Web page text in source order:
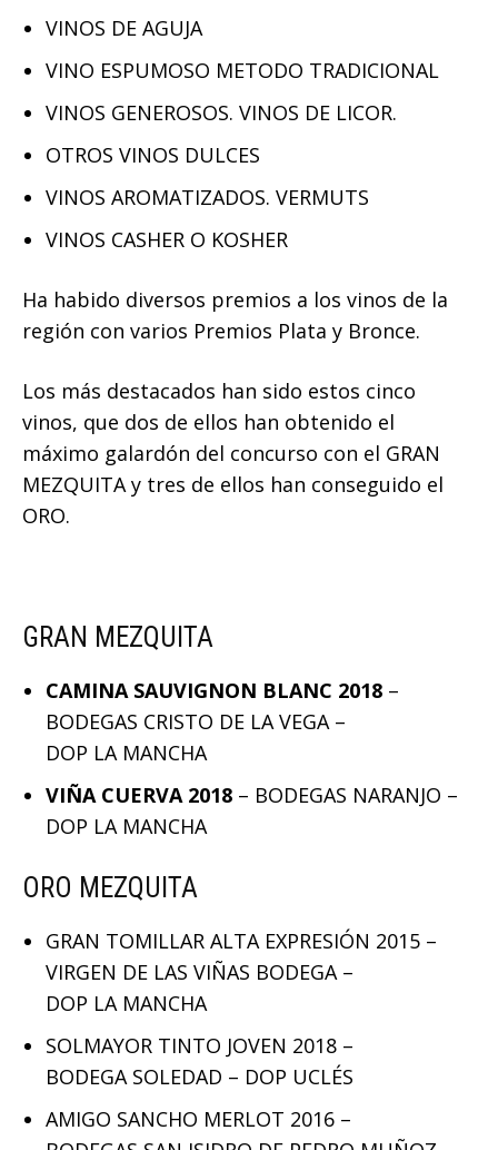
VINOS DE AGUJA
VINO ESPUMOSO METODO TRADICIONAL
VINOS GENEROSOS. VINOS DE LICOR.
OTROS VINOS DULCES
VINOS AROMATIZADOS. VERMUTS
VINOS CASHER O KOSHER
Ha habido diversos premios a los vinos de la
región con varios Premios Plata y Bronce.
Los más destacados han sido estos cinco
vinos, que dos de ellos han obtenido el
máximo galardón del concurso con el GRAN
MEZQUITA y tres de ellos han conseguido el
ORO.
GRAN MEZQUITA
CAMINA SAUVIGNON BLANC 2018 –
BODEGAS CRISTO DE LA VEGA –
DOP LA MANCHA
VIÑA CUERVA 2018 – BODEGAS NARANJO –
DOP LA MANCHA
ORO MEZQUITA
GRAN TOMILLAR ALTA EXPRESIÓN 2015 –
VIRGEN DE LAS VIÑAS BODEGA –
DOP LA MANCHA
SOLMAYOR TINTO JOVEN 2018 –
BODEGA SOLEDAD – DOP UCLÉS
AMIGO SANCHO MERLOT 2016 –